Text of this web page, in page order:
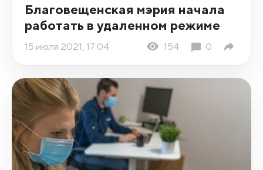
Благовещенская мэрия начала
работать в удаленном режиме
15 июля 2021, 17:04 154 0